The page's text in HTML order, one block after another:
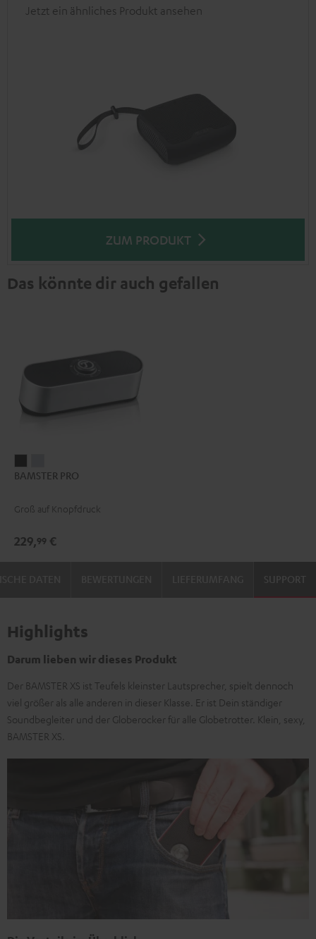
Jetzt ein ähnliches Produkt ansehen
ZUM PRODUKT
Das könnte dir auch gefallen
PROPRO
BAMSTER PRO
Groß auf Knopfdruck
229,99 €
SUPPORT
Highlights
Darum lieben wir dieses Produkt
Der BAMSTER XS ist Teufels kleinster Lautsprecher, spielt dennoch
viel größer als alle anderen in dieser Klasse. Er ist Dein ständiger
Soundbegleiter und der Globerocker für alle Globetrotter. Klein, sexy,
BAMSTER XS.